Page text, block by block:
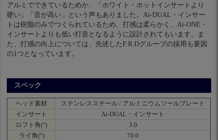
アルミでできているためか、「ホワイト・ホットインサートより
硬い」「音が高い」という声もありました。Ai-DUAL・インサー
トは樹脂のみでつくられているため、打感は柔らかく、Ai-ONE・
インサートよりも低い打音となるように設計されてもいます。ま
た、打感の向上については、先述したF.R.Dグルーブの採用も要因
の1つとなっています。
スペック
ヘッド素材
ステンレススチール / アルミニウムソールプレート
インサート
Ai-DUAL・インサート
ロフト角(°)
3.0
ライ角(°)
70.0